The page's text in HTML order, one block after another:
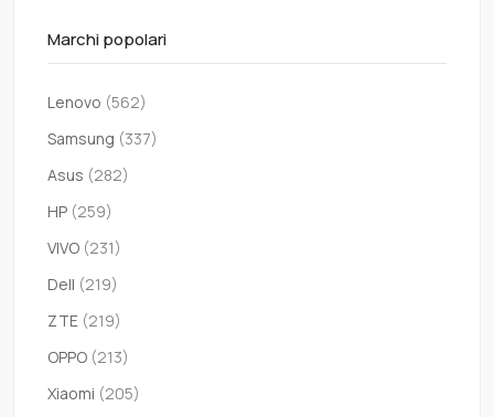
Marchi popolari
Lenovo (562)
Samsung (337)
Asus (282)
HP (259)
VIVO (231)
Dell (219)
ZTE (219)
OPPO (213)
Xiaomi (205)